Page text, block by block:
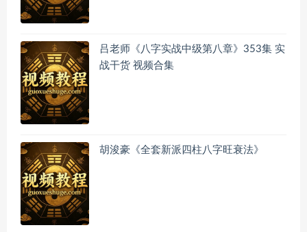
吕老师《八字实战中级第八章》353集 实
战干货 视频合集
胡浚豪《全套新派四柱八字旺衰法》